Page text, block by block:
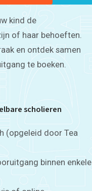
kind de
of haar behoeften.
en ontdek samen
te boeken.
scholieren
(opgeleid door Tea
binnen enkele